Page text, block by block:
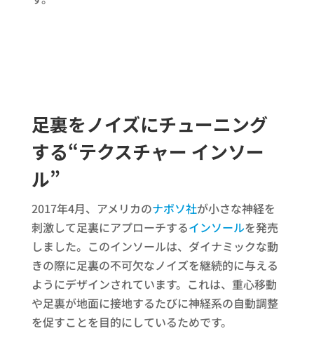
足裏をノイズにチューニング
する“テクスチャー インソー
ル”
2017年4月、アメリカのナボソ社が小さな神経を
刺激して足裏にアプローチするインソールを発売
しました。このインソールは、ダイナミックな動
きの際に足裏の不可欠なノイズを継続的に与える
ようにデザインされています。これは、重心移動
や足裏が地面に接地するたびに神経系の自動調整
を促すことを目的にしているためです。